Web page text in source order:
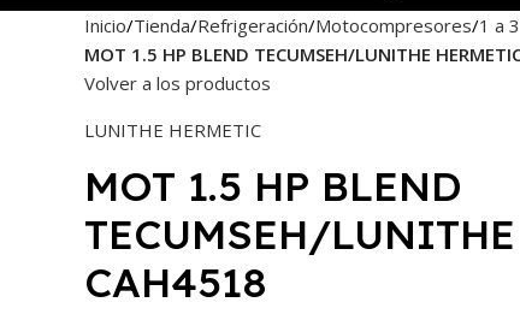
Inicio Tienda Refrigeración Motocompresores 1 a
MOT 1.5 HP BLEND TECUMSEH/LUNITHE
Volver a los productos
LUNITHE HERMETIC
MOT 1.5 HP BLEND
TECUMSEH/
CAH4518